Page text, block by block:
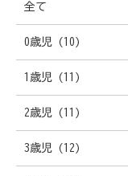
全て
0歳児 (10)
1歳児 (11)
2歳児 (11)
3歳児 (12)